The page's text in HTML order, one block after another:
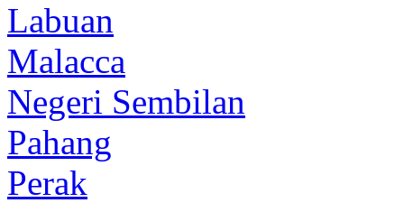
Labuan
Malacca
Negeri Sembilan
Pahang
Perak